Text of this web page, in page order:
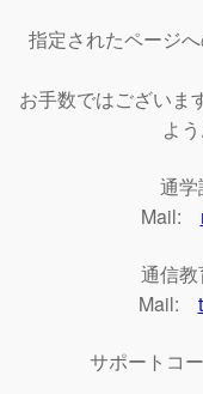
指定されたページ
お手数ではございま
よ
通学
Mail:
通信教
Mail:
サポートコ